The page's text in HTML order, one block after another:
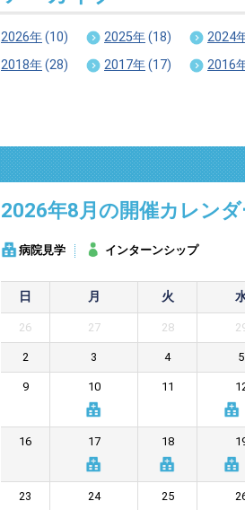
2026年(10) 2025年(18) 2024
2018年(28) 2017年(17) 2016
2026年8月の開催カレンダ
病院見学 インターンシップ
日 月 火
26 27 28
2 3 4 5
9 10 11
16 17 18
23 24 25